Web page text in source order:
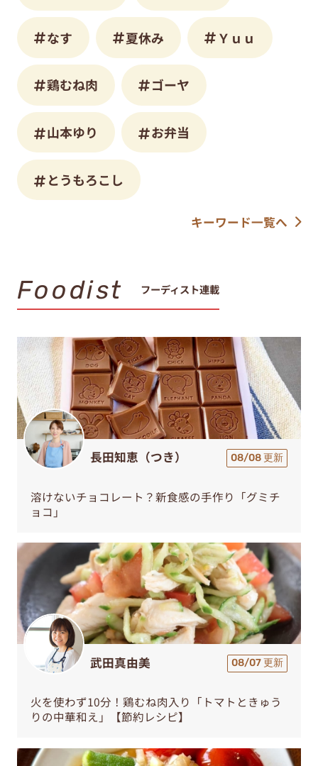
なす 夏休み Ｙｕｕ
鶏むね肉 ゴーヤ
山本ゆり お弁当
とうもろこし
キーワード一覧へ
Foodist フーディスト連載
長田知恵（つき） 08/08 更新
溶けないチョコレート？新食感の手作り「グミチ
ョコ」
武田真由美 08/07 更新
火を使わず10分！鶏むね肉入り「トマトときゅう
りの中華和え」【節約レシピ】